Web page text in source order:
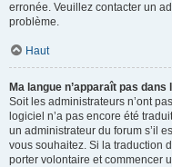
erronée. Veuillez contacter un
problème.
Haut
Ma langue n’apparaît pas dans
Soit les administrateurs n’ont
logiciel n’a pas encore été
un administrateur du forum s’il
vous souhaitez. Si la traduction
porter volontaire et commencer